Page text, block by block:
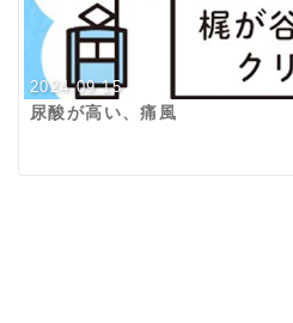
2024.09.15
尿酸が高い、痛風